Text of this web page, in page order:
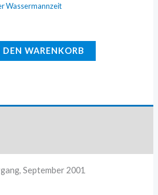
Wassermannzeit
DEN WARENKORB
September 2001